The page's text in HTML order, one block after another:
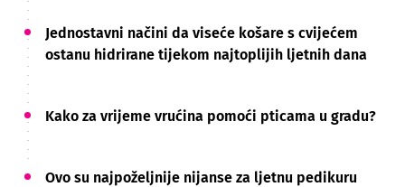
Jednostavni načini da viseće košare s cvijećem
ostanu hidrirane tijekom najtoplijih ljetnih dana
Kako za vrijeme vrućina pomoći pticama u gradu?
Ovo su najpoželjnije nijanse za ljetnu pedikuru